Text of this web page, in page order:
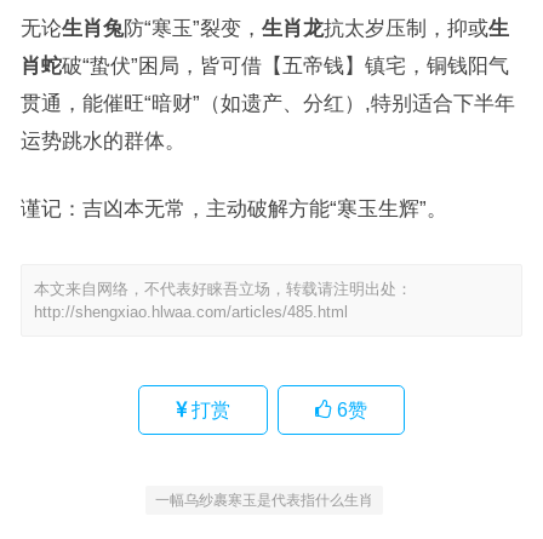
无论生肖兔防“寒玉”裂变， 生肖龙抗太岁压制，抑或生
肖蛇破“蛰伏”困局，皆可借【五帝钱】镇宅，铜钱阳气
贯通，能催旺“暗财”（如遗产、分红）,特别适合下半年
运势跳水的群体。
谨记：吉凶本无常，主动破解方能“寒玉生辉”。
本文来自网络，不代表好睐吾立场，转载请注明出处：
http://shengxiao.hlwaa.com/articles/485.html
打赏 6赞
一幅乌纱裹寒玉是代表指什么生肖